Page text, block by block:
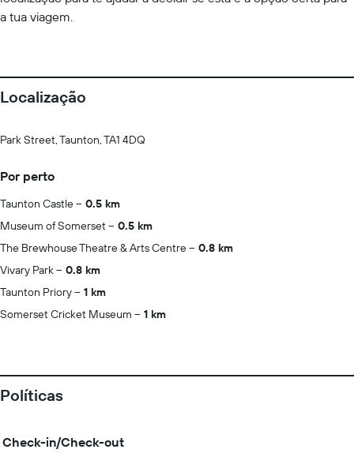
a tua viagem.
Localização
Park Street, Taunton, TA1 4DQ
Por perto
Taunton Castle
0.5 km
Museum of Somerset
0.5 km
The Brewhouse Theatre & Arts Centre
0.8 km
Vivary Park
0.8 km
Taunton Priory
1 km
Somerset Cricket Museum
1 km
Políticas
Check-in/Check-out